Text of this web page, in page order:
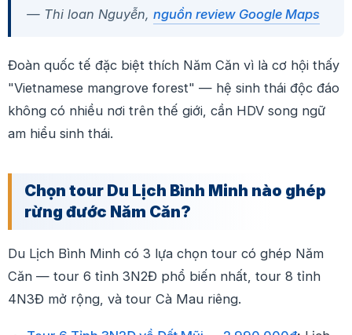
— Thi loan Nguyễn, nguồn review Google Maps
Đoàn quốc tế đặc biệt thích Năm Căn vì là cơ hội thấy
"Vietnamese mangrove forest" — hệ sinh thái độc đáo
không có nhiều nơi trên thế giới, cần HDV song ngữ
am hiểu sinh thái.
Chọn tour Du Lịch Bình Minh nào ghép
rừng đước Năm Căn?
Du Lịch Bình Minh có 3 lựa chọn tour có ghép Năm
Căn — tour 6 tỉnh 3N2Đ phổ biến nhất, tour 8 tỉnh
4N3Đ mở rộng, và tour Cà Mau riêng.